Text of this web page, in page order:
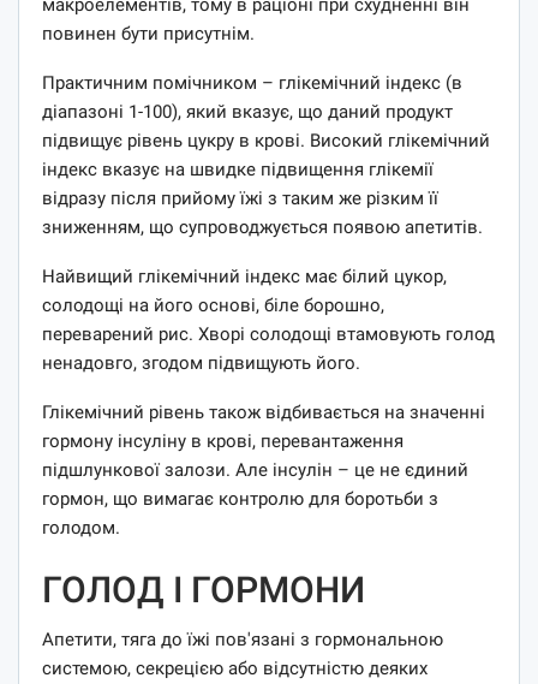
макроелементів, тому в раціоні при схудненні він
повинен бути присутнім.
Практичним помічником – глікемічний індекс (в
діапазоні 1-100), який вказує, що даний продукт
підвищує рівень цукру в крові. Високий глікемічний
індекс вказує на швидке підвищення глікемії
відразу після прийому їжі з таким же різким її
зниженням, що супроводжується появою апетитів.
Найвищий глікемічний індекс має білий цукор,
солодощі на його основі, біле борошно,
переварений рис. Хворі солодощі втамовують голод
ненадовго, згодом підвищують його.
Глікемічний рівень також відбивається на значенні
гормону інсуліну в крові, перевантаження
підшлункової залози. Але інсулін – це не єдиний
гормон, що вимагає контролю для боротьби з
голодом.
ГОЛОД І ГОРМОНИ
Апетити, тяга до їжі пов'язані з гормональною
системою, секрецією або відсутністю деяких